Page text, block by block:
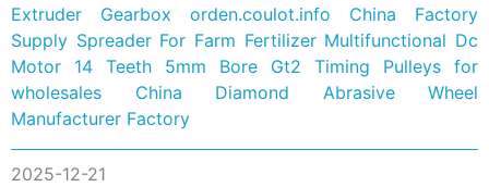
Extruder Gearbox
orden.coulot.info
China Factory
Supply Spreader For Farm Fertilizer Multifunctional Dc
Motor 14 Teeth 5mm Bore Gt2 Timing Pulleys for
wholesales
China Diamond Abrasive Wheel
Manufacturer Factory
2025-12-21